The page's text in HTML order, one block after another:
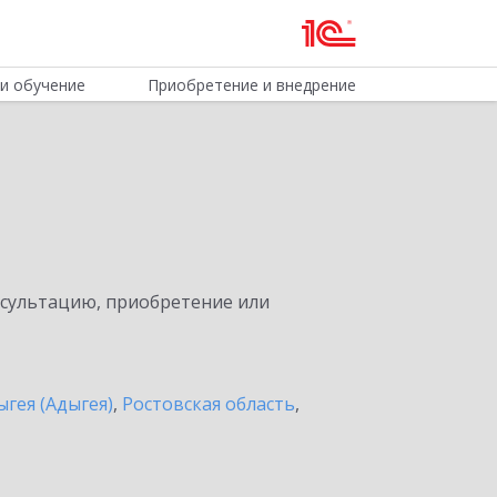
обучение Приобретение и внедрение
приобретение или
(Адыгея), Ростовская область,